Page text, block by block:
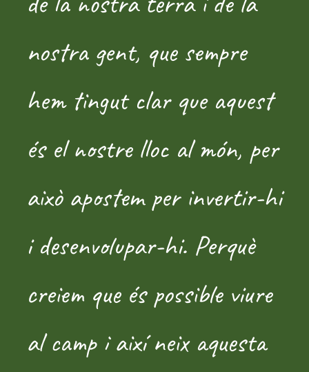
nostra gent, que sempre
hem tingut clar que aquest
és el nostre lloc al món, per
això apostem per invertir-hi
i desenvolupar-hi. Perquè
creiem que és possible viure
al camp i així neix aquesta